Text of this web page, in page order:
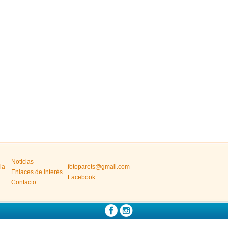
Noticias
Enlaces de interés
Contacto
fotoparets@gmail.com
Facebook